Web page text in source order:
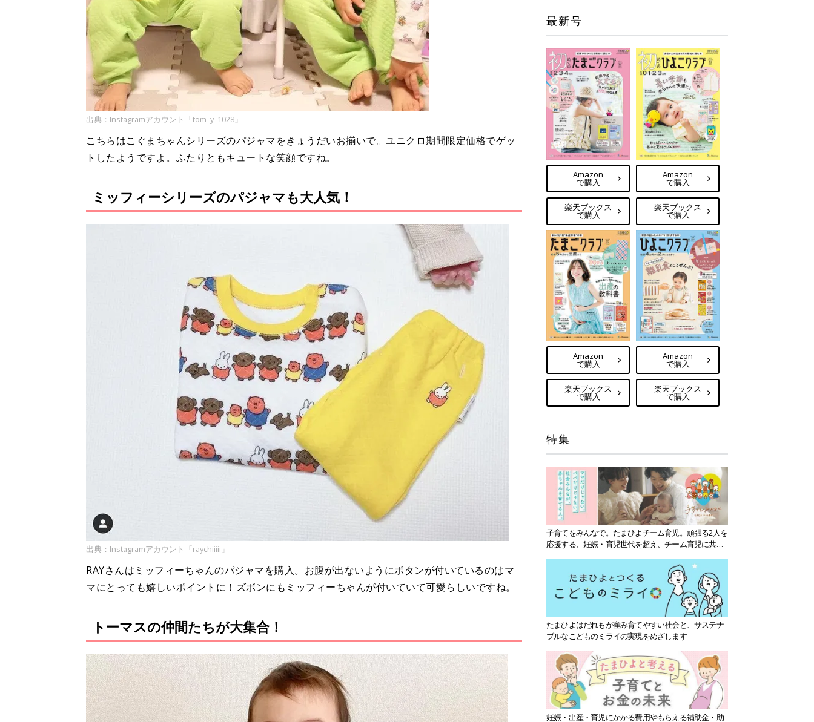
出典：Instagramアカウント「tom_y_1028」
こちらはこぐまちゃんシリーズのパジャマをきょうだいお揃いで。 ユニクロ期間限定価格でゲッ
トしたようですよ。ふたりともキュートな笑顔ですね。
ミッフィーシリーズのパジャマも大人気！
出典：Instagramアカウント「raychiiiii」
RAYさんはミッフィーちゃんのパジャマを購入。お腹が出ないようにボタンが付いているのはマ
マにとっても嬉しいポイントに！ズボンにもミッフィーちゃんが付いていて可愛らしいですね。
トーマスの仲間たちが大集合！
最新号
Amazon
で購入
楽天ブックス
で購入
Amazon
で購入
楽天ブックス
で購入
Amazon
で購入
楽天ブックス
で購入
Amazon
で購入
楽天ブックス
で購入
特集
子育てをみんなで。たまひよチーム育児。頑張る2人を
応援する、妊娠・育児世代を超え、チーム育児に共感
たまひよはだれもが産み育てやすい社会と、サステナ
ブルなこどものミライの実現をめざします
妊娠・出産・育児にかかる費用やもらえる補助金・助